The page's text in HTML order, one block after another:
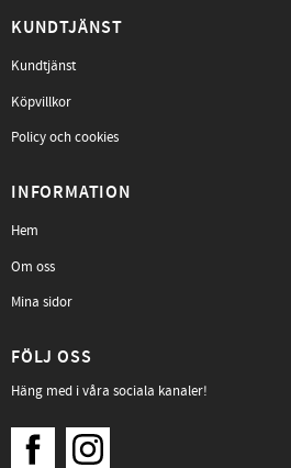
KUNDTJÄNST
Kundtjänst
Köpvillkor
Policy och cookies
INFORMATION
Hem
Om oss
Mina sidor
FÖLJ OSS
Häng med i våra sociala kanaler!